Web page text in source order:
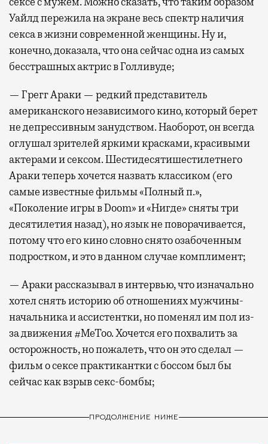
Уайлд пережила на экране весь спектр наличия
секса в жизни современной женщины. Ну и,
конечно, доказала, что она сейчас одна из самых
бесстрашных актрис в Голливуде;
— Грегг Араки — редкий представитель
американского независимого кино, который берет
не депрессивным занудством. Наоборот, он всегда
оглушал зрителей яркими красками, красивыми
актерами и сексом. Шестидесятишестилетнего
Араки теперь хочется назвать классиком (его
самые известные фильмы «Полный п.»,
«Поколение игры в Doom» и «Нигде» сняты три
десятилетия назад), но язык не поворачивается,
потому что его кино словно снято озабоченным
подростком, и это в данном случае комплимент;
— Араки рассказывал в интервью, что изначально
хотел снять историю об отношениях мужчины-
начальника и ассистентки, но поменял им пол из-
за движения #MeToo. Хочется его похвалить за
осторожность, но пожалеть, что он это сделал —
фильм о сексе практикантки с боссом был бы
сейчас как взрыв секс-бомбы;
ПРОДОЛЖЕНИЕ НИЖЕ